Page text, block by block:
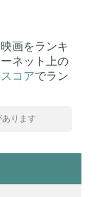
画をランキ
ネット上の
コアでラン
ります